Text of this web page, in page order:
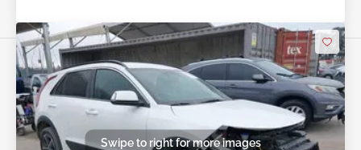
Swipe to right for more images